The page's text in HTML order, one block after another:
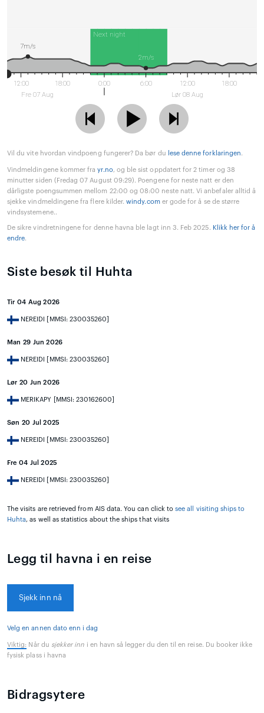
Next night
12:00
Fre 07 Aug
18:00 0:00 6:00
12:00
Lør 08 Aug
18:00
7m/s
2m/s
Vil du vite hvordan vindpoeng fungerer? Da bør du lese denne forklaringen.
Vindmeldingene kommer frayr.no, og ble sist oppdatert for 2 timer og 38
minutter siden (Fredag 07 August 09:29). Poengene for neste natt er den
dårligste poengsummen mellom 22:00 og 08:00 neste natt. Vi anbefaler alltid å
sjekke vindmeldingene fra flere kilder.windy.comer gode for å se de større
vindsystemene..
De sikre vindretningene for denne havna ble lagt inn 3. Feb 2025. Klikk her for å
endre.
Siste besøk til Huhta
Tir 04 Aug 2026
NEREIDI [MMSI: 230035260]
Man 29 Jun 2026
NEREIDI [MMSI: 230035260]
Lør 20 Jun 2026
MERIKAPY [MMSI: 230162600]
Søn 20 Jul 2025
NEREIDI [MMSI: 230035260]
Fre 04 Jul 2025
NEREIDI [MMSI: 230035260]
The visits are retrieved from AIS data. You can click tosee all visiting ships to
Huhta, as well as statistics about the ships that visits
Legg til havna i en reise
Sjekk inn nå
Velg en annen dato enn i dag
Viktig: Når du sjekker inn i en havn så legger du den til en reise. Du booker ikke
fysisk plass i havna
Bidragsytere